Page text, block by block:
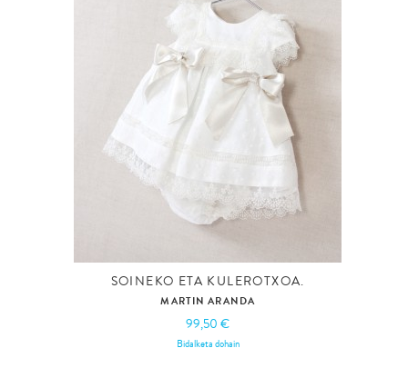
SOINEKO ETA KULEROTXOA.
MARTIN ARANDA
99,50 €
Bidalketa dohain